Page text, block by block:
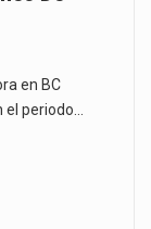
en BC
el periodo…